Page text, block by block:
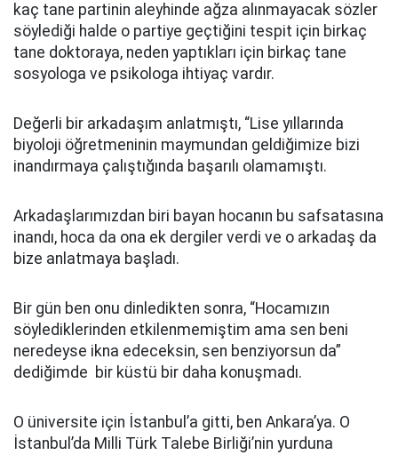
kaç tane partinin aleyhinde ağza alınmayacak sözler
söylediği halde o partiye geçtiğini tespit için birkaç
tane doktoraya, neden yaptıkları için birkaç tane
sosyologa ve psikologa ihtiyaç vardır.
Değerli bir arkadaşım anlatmıştı, “Lise yıllarında
biyoloji öğretmeninin maymundan geldiğimize bizi
inandırmaya çalıştığında başarılı olamamıştı.
Arkadaşlarımızdan biri bayan hocanın bu safsatasına
inandı, hoca da ona ek dergiler verdi ve o arkadaş da
bize anlatmaya başladı.
Bir gün ben onu dinledikten sonra, “Hocamızın
söylediklerinden etkilenmemiştim ama sen beni
neredeyse ikna edeceksin, sen benziyorsun da”
dediğimde bir küstü bir daha konuşmadı.
O üniversite için İstanbul’a gitti, ben Ankara’ya. O
İstanbul’da Milli Türk Talebe Birliği’nin yurduna